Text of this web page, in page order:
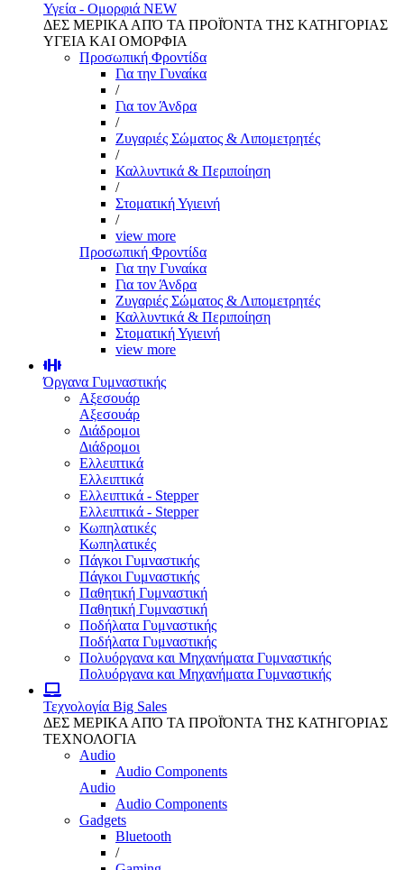
Υγεία - Ομορφιά NEW
ΔΕΣ ΜΕΡΙΚΑ ΑΠΌ ΤΑ ΠΡΟΪΌΝΤΑ ΤΗΣ ΚΑΤΗΓΟΡΙΑΣ
ΥΓΕΙΑ ΚΑΙ ΟΜΟΡΦΙΑ
Προσωπική Φροντίδα
Για την Γυναίκα
/
Για τον Άνδρα
/
Ζυγαριές Σώματος & Λιπομετρητές
/
Καλλυντικά & Περιποίηση
/
Στοματική Υγιεινή
/
view more
Προσωπική Φροντίδα
Για την Γυναίκα
Για τον Άνδρα
Ζυγαριές Σώματος & Λιπομετρητές
Καλλυντικά & Περιποίηση
Στοματική Υγιεινή
view more
Όργανα Γυμναστικής
Αξεσουάρ
Αξεσουάρ
Διάδρομοι
Διάδρομοι
Ελλειπτικά
Ελλειπτικά
Ελλειπτικά - Stepper
Ελλειπτικά - Stepper
Κωπηλατικές
Κωπηλατικές
Πάγκοι Γυμναστικής
Πάγκοι Γυμναστικής
Παθητική Γυμναστική
Παθητική Γυμναστική
Ποδήλατα Γυμναστικής
Ποδήλατα Γυμναστικής
Πολυόργανα και Μηχανήματα Γυμναστικής
Πολυόργανα και Μηχανήματα Γυμναστικής
Τεχνολογία Big Sales
ΔΕΣ ΜΕΡΙΚΑ ΑΠΌ ΤΑ ΠΡΟΪΌΝΤΑ ΤΗΣ ΚΑΤΗΓΟΡΙΑΣ
ΤΕΧΝΟΛΟΓΙΑ
Audio
Audio Components
Audio
Audio Components
Gadgets
Bluetooth
/